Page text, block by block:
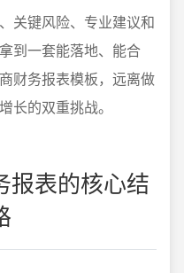
关键风险、专业建议和
到一套能落地、能合
财务报表模板，远离做
长的双重挑战。
报表的核心结